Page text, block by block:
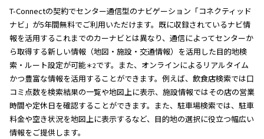
T-Connectの契約でセンター通信型のナビゲーション「コネクティッド
ナビ」が5年間無料でご利用いただけます。既に収録されているナビ情
報を活用するこれまでのカーナビとは異なり、通信によってセンターか
ら取得する新しい情報（地図・施設・交通情報）を活用した目的地検
索・ルート設定が可能＊2です。また、オンラインによるリアルタイム
かつ豊富な情報を活用することができます。例えば、飲食店検索では口
コミ点数を検索結果の一覧や地図上に表示、施設情報ではその店の営業
時間や定休日を確認することができます。また、駐車場検索では、駐車
料金や空き状況を地図上に表示するなど、目的地の選択に役立つ幅広い
情報をご提供します。